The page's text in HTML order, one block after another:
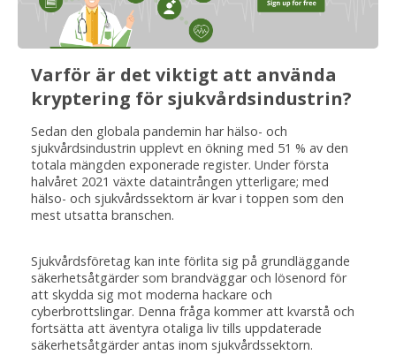
Varför är det viktigt att använda
kryptering för sjukvårdsindustrin?
Sedan den globala pandemin har hälso- och
sjukvårdsindustrin upplevt en ökning med 51 % av den
totala mängden exponerade register. Under första
halvåret 2021 växte dataintrången ytterligare; med
hälso- och sjukvårdssektorn är kvar i toppen som den
mest utsatta branschen.
Sjukvårdsföretag kan inte förlita sig på grundläggande
säkerhetsåtgärder som brandväggar och lösenord för
att skydda sig mot moderna hackare och
cyberbrottslingar. Denna fråga kommer att kvarstå och
fortsätta att äventyra otaliga liv tills uppdaterade
säkerhetsåtgärder antas inom sjukvårdssektorn.